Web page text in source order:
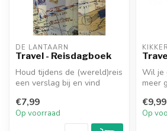
DE LANTAARN
Travel - Reisdagboek
Houd tijdens de (wereld)reis
een verslag bij en vind
€7,99
Op voorraad
Wil je
meer
€9,99
Op